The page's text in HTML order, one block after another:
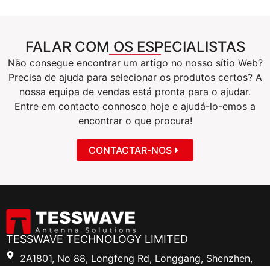
FALAR COM OS ESPECIALISTAS
Não consegue encontrar um artigo no nosso sítio Web?
Precisa de ajuda para selecionar os produtos certos? A
nossa equipa de vendas está pronta para o ajudar.
Entre em contacto connosco hoje e ajudá-lo-emos a
encontrar o que procura!
CONTACTAR-NOS
TESSWAVE TECHNOLOGY LIMITED
2A1801, No 88, Longfeng Rd, Longgang, Shenzhen,